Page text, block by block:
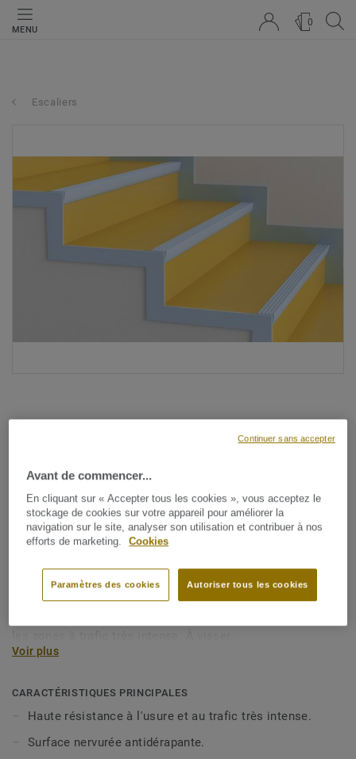
MENU
0
Escaliers
Voir tous les décors (4)
Escaliers
NEZ DE MARCHE TRAFIC
INTENSE
les zones à trafic très intense. À visser.
Voir plus
CARACTÉRISTIQUES PRINCIPALES
Haute résistance à l'usure et au trafic très intense.
Surface nervurée antidérapante.
Avant de commencer...
En cliquant sur « Accepter tous les cookies », vous acceptez le
stockage de cookies sur votre appareil pour améliorer la
navigation sur le site, analyser son utilisation et contribuer à nos
efforts de marketing.
Cookies
Autoriser tous les cookies
Paramètres des cookies
Continuer sans accepter